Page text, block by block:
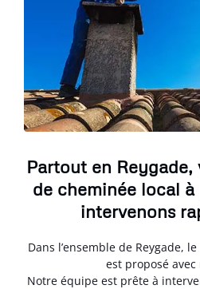
Partout en Reygade,
de cheminée local
intervenons
Dans l’ensemble de Reygade,
est proposé
Notre équipe est prête à